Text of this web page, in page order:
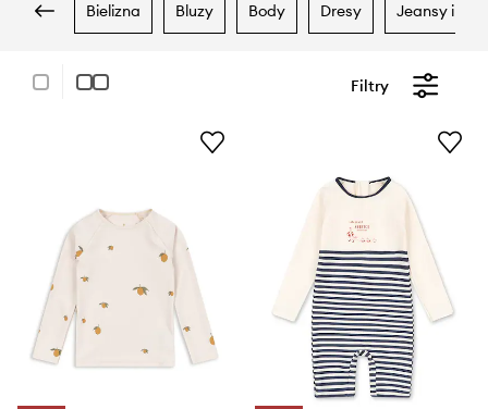
bielizna bluzy body dresy jeansy i
Filtry